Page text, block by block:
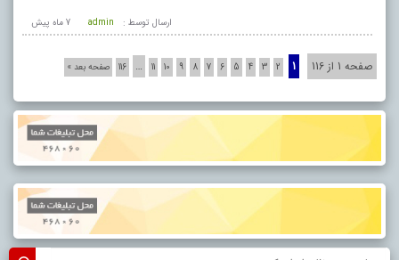
7 ماه پيش ارسال توسط : admin
صفحه 1 از 116 1
2
3
4
5
6
7
8
9
10
11
…
116 صفحه بعد »